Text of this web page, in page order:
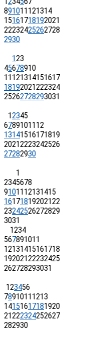
891011 121314
15161718192021
22232425262728
2930
123
45678910
11 121314151617
18192021222324
25262728293031
12345
67891011 12
13141516171819
20212223242526
27282930
1
2345678
91011 12131415
16171819202122
23242526272829
3031
1234
567891011
12131415161718
19202122232425
262728293031
123456
7891011 1213
14151617181920
21222324252627
282930